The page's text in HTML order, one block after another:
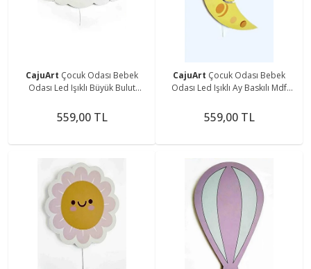
CajuArt Çocuk Odası Bebek
Odası Led Işıklı Büyük Bulut
559,00 TL
CajuArt Çocuk Odası Bebek
Odası Led Işıklı Ay Baskılı Mdf
559,00 TL